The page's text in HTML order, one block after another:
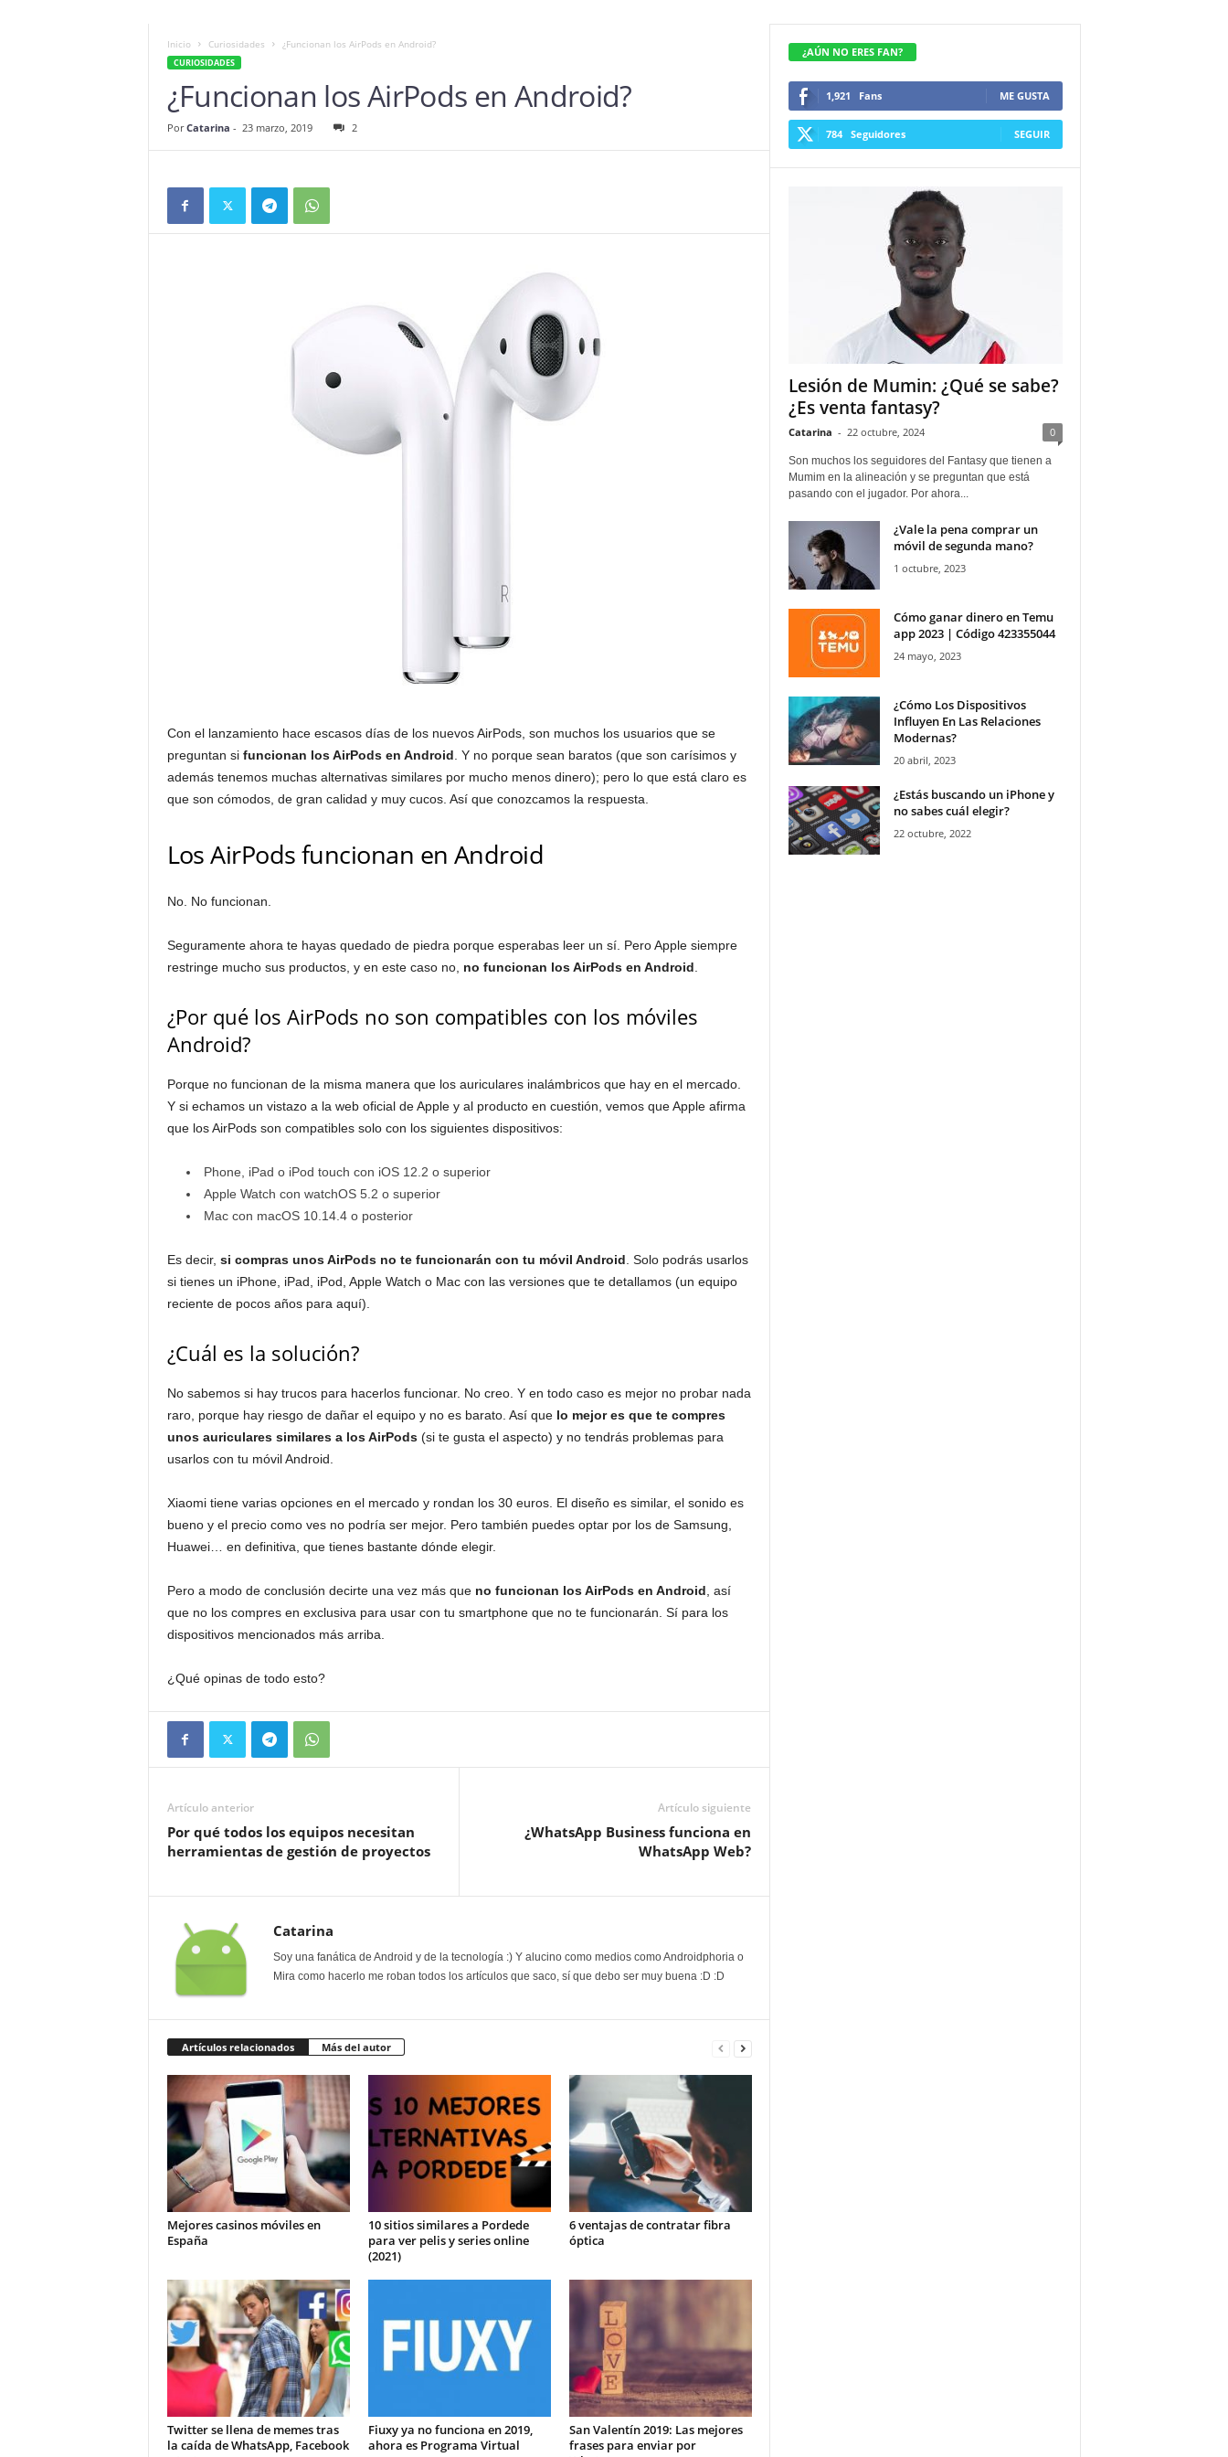
Inicio Curiosidades ¿Funcionan los AirPods en Android?
CURIOSIDADES
¿Funcionan los AirPods en Android?
Por Catarina - 23 marzo, 2019 2
Con el lanzamiento hace escasos días de los nuevos AirPods, son muchos los usuarios que se
preguntan si funcionan los AirPods en Android . Y no porque sean baratos (que son carísimos y
además tenemos muchas alternativas similares por mucho menos dinero); pero lo que está claro es
que son cómodos, de gran calidad y muy cucos. Así que conozcamos la respuesta.
Los AirPods funcionan en Android
No. No funcionan.
Seguramente ahora te hayas quedado de piedra porque esperabas leer un sí. Pero Apple siempre
restringe mucho sus productos, y en este caso no, no funcionan los AirPods en Android
¿Por qué los AirPods no son compatibles con los móviles
Android?
Porque no funcionan de la misma manera que los auriculares inalámbricos que hay en el mercado.
Y si echamos un vistazo a la web oficial de Apple y al producto en cuestión, vemos que Apple afirma
que los AirPods son compatibles solo con los siguientes dispositivos:
Phone, iPad o iPod touch con iOS 12.2 o superior
Apple Watch con watchOS 5.2 o superior
Mac con macOS 10.14.4 o posterior
Es decir, si compras unos AirPods no te funcionarán con tu móvil Android . Solo podrás usarlos
si tienes un iPhone, iPad, iPod, Apple Watch o Mac con las versiones que te detallamos (un equipo
reciente de pocos años para aquí).
¿Cuál es la solución?
No sabemos si hay trucos para hacerlos funcionar. No creo. Y en todo caso es mejor no probar nada
raro, porque hay riesgo de dañar el equipo y no es barato. Así que lo mejor es que te compres
unos auriculares similares a los AirPods(si te gusta el aspecto) y no tendrás problemas para
usarlos con tu móvil Android.
Xiaomi tiene varias opciones en el mercado y rondan los 30 euros. El diseño es similar, el sonido es
bueno y el precio como ves no podría ser mejor. Pero también puedes optar por los de Samsung,
Huawei… en definitiva, que tienes bastante dónde elegir.
Pero a modo de conclusión decirte una vez más queno funcionan los AirPods en Android , así
que no los compres en exclusiva para usar con tu smartphone que no te funcionarán. Sí para los
dispositivos mencionados más arriba.
¿Qué opinas de todo esto?
Artículo anterior
Por qué todos los equipos necesitan
herramientas de gestión de proyectos
Artículo siguiente
¿WhatsApp Business funciona en
WhatsApp Web?
Catarina
Soy una fanática de Android y de la tecnología :) Y alucino como medios como Androidphoria o
Mira como hacerlo me roban todos los artículos que saco, sí que debo ser muy buena :D :D
Artículos relacionados Más del autor
Mejores casinos móviles en
España
10 sitios similares a Pordede
para ver pelis y series online
(2021)
6 ventajas de contratar fibra
óptica
Twitter se llena de memes tras
la caída de WhatsApp, Facebook
Fiuxy ya no funciona en 2019,
ahora es Programa Virtual
San Valentín 2019: Las mejores
frases para enviar por
¿AÚN NO ERES FAN?
1,921 Fans ME GUSTA
784 Seguidores SEGUIR
Lesión de Mumin: ¿Qué se sabe?
¿Es venta fantasy?
Catarina - 22 octubre, 2024 0
Son muchos los seguidores del Fantasy que tienen a
Mumim en la alineación y se preguntan que está
pasando con el jugador. Por ahora...
¿Vale la pena comprar un
móvil de segunda mano?
1 octubre, 2023
Cómo ganar dinero en Temu
app 2023 | Código 423355044
24 mayo, 2023
¿Cómo Los Dispositivos
Influyen En Las Relaciones
Modernas?
20 abril, 2023
¿Estás buscando un iPhone y
no sabes cuál elegir?
22 octubre, 2022